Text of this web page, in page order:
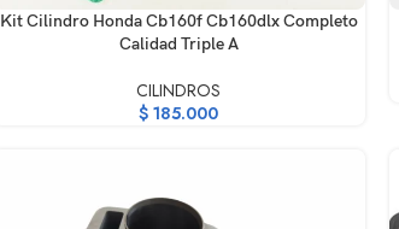
AÑADIR AL CARRITO
Kit Cilindro Honda Cb160f Cb160dlx Completo
Calidad Triple A
CILINDROS
$ 185.000